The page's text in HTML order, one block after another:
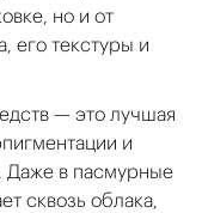
но и от
его текстуры и
— это лучшая
и
Даже в пасмурные
сквозь облака,